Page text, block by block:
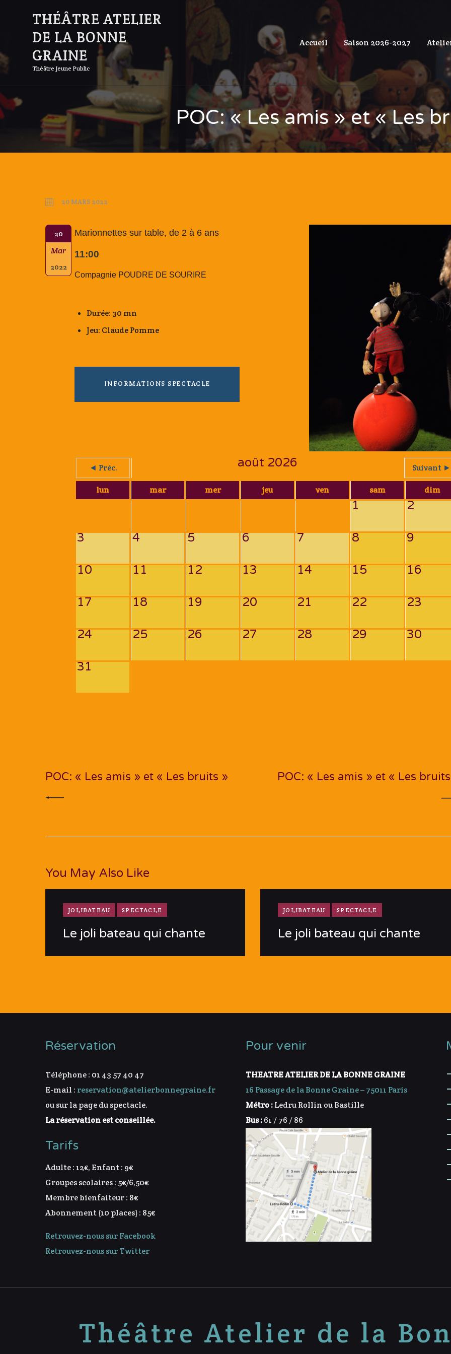
THÉÂTRE ATELIER
DE LA BONNE
GRAINE
Théâtre Jeune Public
Accueil Saison 2026-2027
POC: « Les amis » et « Les
20 MARS 2022
20
Mar
2022
Marionnettes sur table, de 2 à 6 ans
11:00
Compagnie POUDRE DE SOURIRE
Durée: 30 mn
Jeu: Claude Pomme
INFORMATIONS SPECTACLE
◄ Préc. août 2026 Suivant ►
lun mar mer jeu ven sam dim
1 2
3 4 5 6 7 8 9
10 11 12 13 14 15 16
17 18 19 20 21 22 23
24 25 26 27 28 29 30
31
l’article
POC: « Les amis » et « Les bruits » POC: « Les amis » et « Les
You May Also Like
JOLIBATEAU SPECTACLE
Le joli bateau qui chante
JOLIBATEAU SPECTACLE
Le joli bateau qui chante
Réservation
Téléphone : 01 43 57 40 47
E-mail : reservation@atelierbonnegraine.fr
ou sur la page du spectacle.
La réservation est conseillée.
Tarifs
Adulte : 12€, Enfant : 9€
Groupes scolaires : 5€/6,50€
Membre bienfaiteur : 8€
Abonnement (10 places) : 85€
Retrouvez-nous sur Facebook
Retrouvez-nous sur Twitter
Pour venir
THEATRE ATELIER DE LA BONNE GRAINE
16 Passage de la Bonne Graine – 75011 Paris
Métro :Ledru Rollin ou Bastille
Bus :61 / 76 / 86
Théâtre Atelier de la